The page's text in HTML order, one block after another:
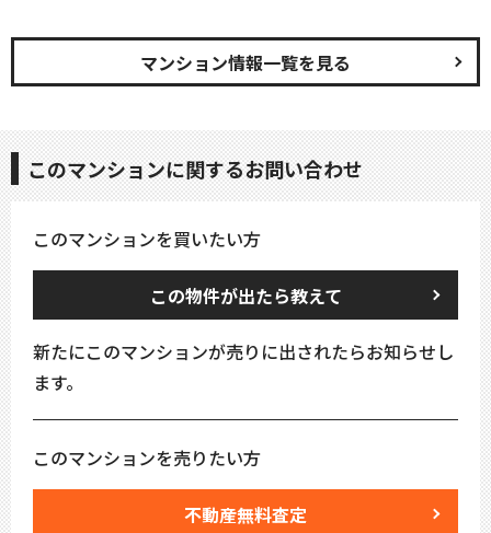
マンション情報一覧を見る
このマンションに関するお問い合わせ
このマンションを買いたい方
この物件が出たら教えて
新たにこのマンションが売りに出されたらお知らせし
ます。
このマンションを売りたい方
不動産無料査定